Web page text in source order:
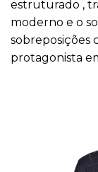
estruturado ,
moderno e o
sobreposições
protagonista